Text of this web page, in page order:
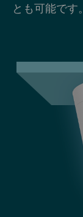
とも可能です。